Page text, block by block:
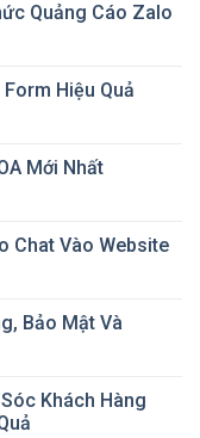
Quảng Cáo Zalo
Hiệu Quả
Mới Nhất
Chat Vào Website
Bảo Mật Và
Khách Hàng